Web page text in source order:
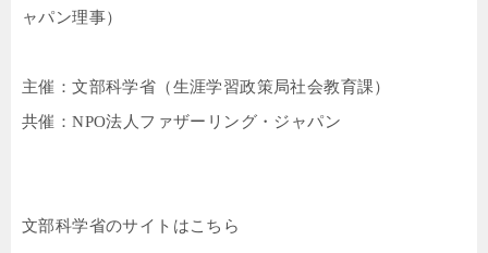
ャパン理事）
主催：文部科学省（生涯学習政策局社会教育課）
共催：NPO法人ファザーリング・ジャパン
文部科学省のサイトはこちら